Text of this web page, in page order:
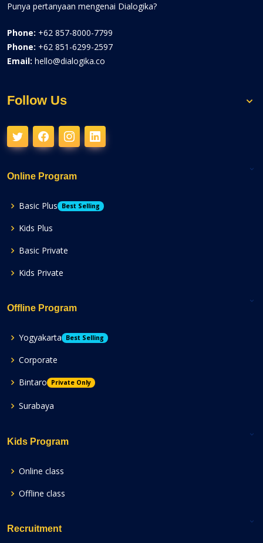
Punya pertanyaan mengenai Dialogika?
Phone: +62 857-8000-7799
Phone: +62 851-6299-2597
Email: hello@dialogika.co
Follow Us
Online Program
Basic Plus Best Selling
Kids Plus
Basic Private
Kids Private
Offline Program
Yogyakarta Best Selling
Corporate
Bintaro
Private Only
Surabaya
Kids Program
Online class
Offline class
Recruitment